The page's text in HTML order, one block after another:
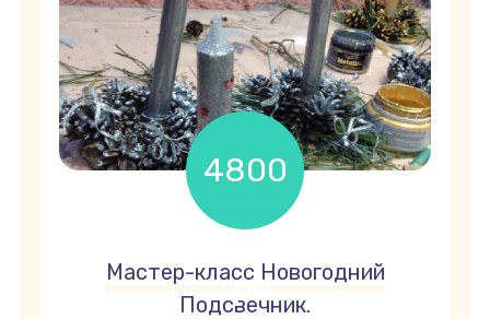
4800
грн
Мастер-класс Новогодний
Подсвечник.